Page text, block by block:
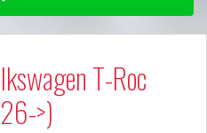
T-Roc
>)